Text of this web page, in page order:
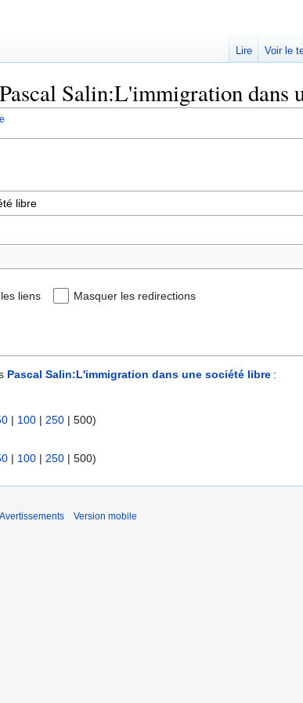
Salin:L'immigration dans
liens Masquer les redirections
Pascal Salin:L'immigration dans une société libre :
| 100 | 250 | 500)
| 100 | 250 | 500)
Lire Voir le
Avertissements Version mobile